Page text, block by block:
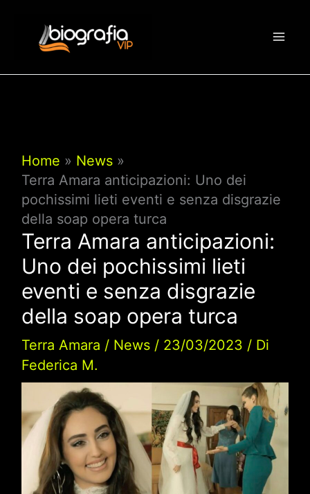
contenuto
Home
News
Terra Amara anticipazioni: Uno dei
pochissimi lieti eventi e senza disgrazie
della soap opera turca
Terra Amara anticipazioni:
Uno dei pochissimi lieti
eventi e senza disgrazie
della soap opera turca
Terra Amara / News/ 23/03/2023 / Di
Federica M.